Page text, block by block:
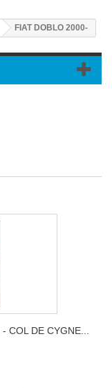
FIAT DOBLO 2000-
COL DE CYGNE...